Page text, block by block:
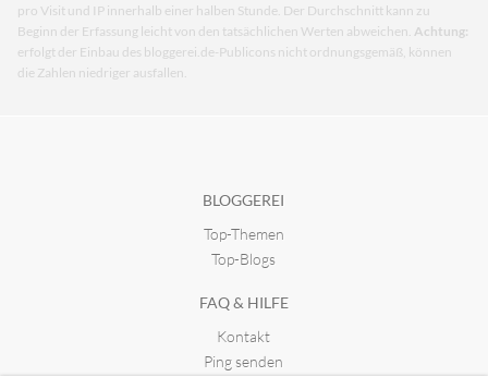
pro Visit und IP innerhalb einer halben Stunde. Der Durchschnitt kann zu
Beginn der Erfassung leicht von den tatsächlichen Werten abweichen. Achtung:
erfolgt der Einbau des bloggerei.de-Publicons nicht ordnungsgemäß, können
die Zahlen niedriger ausfallen.
BLOGGEREI
Top-Themen
Top-Blogs
FAQ & HILFE
Kontakt
Ping senden